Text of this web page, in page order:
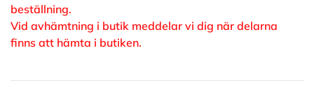
beställning.
Vid avhämtning i butik meddelar vi dig när delarna
finns att hämta i butiken.